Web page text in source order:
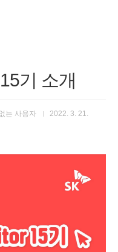
기 소개
는 사용자
2022. 3. 21.